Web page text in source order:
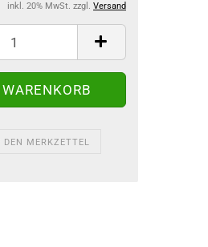
inkl. 20% MwSt. zzgl. Versand
DEN MERKZETTEL